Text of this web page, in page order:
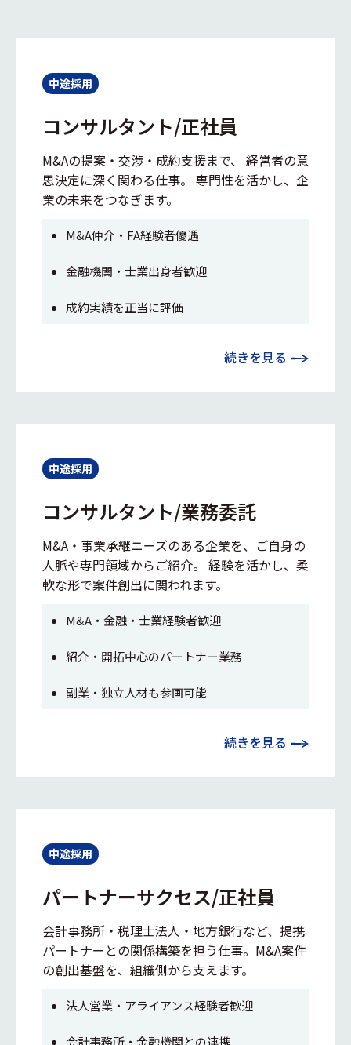
中途採用
コンサルタント/正社員
M&Aの提案・交渉・成約支援まで、 経営者の意
思決定に深く関わる仕事。 専門性を活かし、企
業の未来をつなぎます。
M&A仲介・FA経験者優遇
金融機関・士業出身者歓迎
成約実績を正当に評価
続きを見る
中途採用
コンサルタント/業務委託
M&A・事業承継ニーズのある企業を、ご自身の
人脈や専門領域からご紹介。 経験を活かし、柔
軟な形で案件創出に関われます。
M&A・金融・士業経験者歓迎
紹介・開拓中心のパートナー業務
副業・独立人材も参画可能
続きを見る
中途採用
パートナーサクセス/正社員
会計事務所・税理士法人・地方銀行など、提携
パートナーとの関係構築を担う仕事。M&A案件
の創出基盤を、組織側から支えます。
法人営業・アライアンス経験者歓迎
会計事務所・金融機関との連携